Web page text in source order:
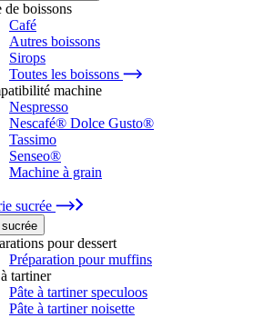
de boissons
Café
Autres boissons
Sirops
Toutes les boissons
machine
Nespresso
Nescafé® Dolce Gusto®
Tassimo
Senseo®
Machine à grain
sucrée
pour dessert
Préparation pour muffins
tartiner
Pâte à tartiner speculoos
Pâte à tartiner noisette